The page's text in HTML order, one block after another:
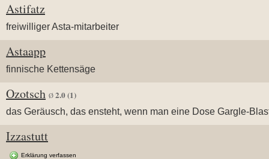
Astifatz
freiwilliger Asta-mitarbeiter
Astaapp
finnische Kettensäge
Ozotsch Ø 2.0(1)
das Geräusch, das ensteht, wenn man eine Dose Gargle-
Izzastutt
Erklärung verfassen